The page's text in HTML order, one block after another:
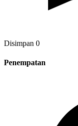
Disimpan 0
Penempatan